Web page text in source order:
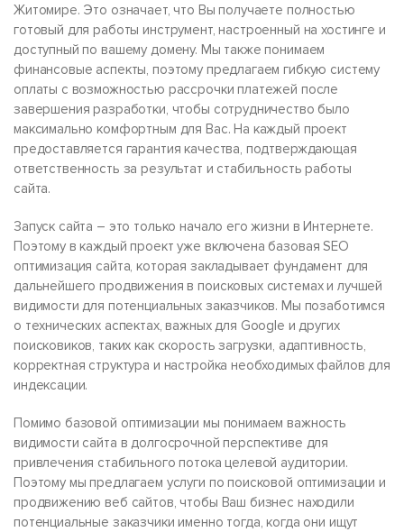
Житомире. Это означает, что Вы получаете полностью
готовый для работы инструмент, настроенный на хостинге и
доступный по вашему домену. Мы также понимаем
финансовые аспекты, поэтому предлагаем гибкую систему
оплаты с возможностью рассрочки платежей после
завершения разработки, чтобы сотрудничество было
максимально комфортным для Вас. На каждый проект
предоставляется гарантия качества, подтверждающая
ответственность за результат и стабильность работы
сайта.
Запуск сайта – это только начало его жизни в Интернете.
Поэтому в каждый проект уже включена базовая SEO
оптимизация сайта, которая закладывает фундамент для
дальнейшего продвижения в поисковых системах и лучшей
видимости для потенциальных заказчиков. Мы позаботимся
о технических аспектах, важных для Google и других
поисковиков, таких как скорость загрузки, адаптивность,
корректная структура и настройка необходимых файлов для
индексации.
Помимо базовой оптимизации мы понимаем важность
видимости сайта в долгосрочной перспективе для
привлечения стабильного потока целевой аудитории.
Поэтому мы предлагаем услуги по поисковой оптимизации и
продвижению веб сайтов, чтобы Ваш бизнес находили
потенциальные заказчики именно тогда, когда они ищут